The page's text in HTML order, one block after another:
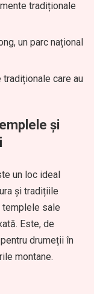
tradiționale
un parc național
care au
și
un loc ideal
și tradițiile
templele sale
Este, de
drumeții în
montane.